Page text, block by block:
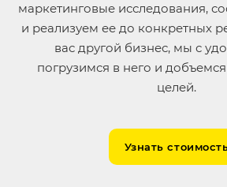
маркетинговые исследования,
и реализуем ее до конкретных
вас другой бизнес, мы с
погрузимся в него и
целей.
Узнать